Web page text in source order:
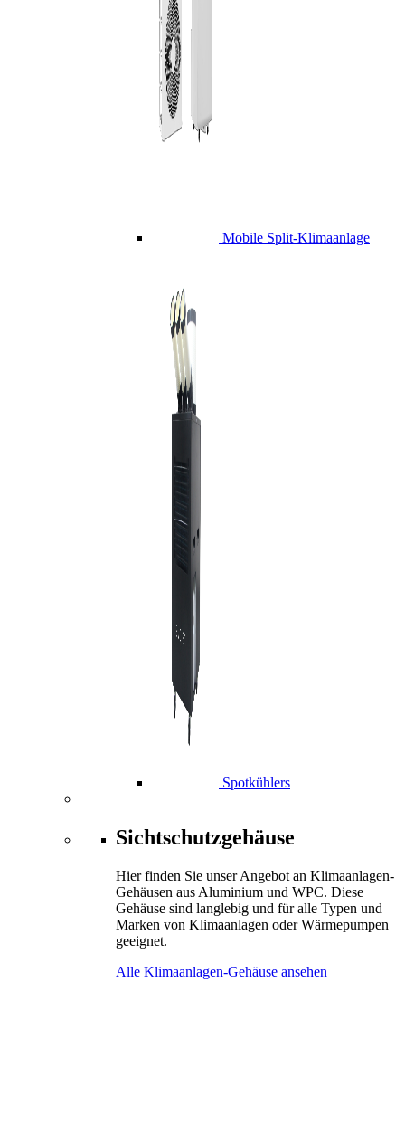
Mobile Split-Klimaanlage
Spotkühlers
Sichtschutzgehäuse
Hier finden Sie unser Angebot an Klimaanlagen-
Gehäusen aus Aluminium und WPC. Diese
Gehäuse sind langlebig und für alle Typen und
Marken von Klimaanlagen oder Wärmepumpen
geeignet.
Alle Klimaanlagen-Gehäuse ansehen